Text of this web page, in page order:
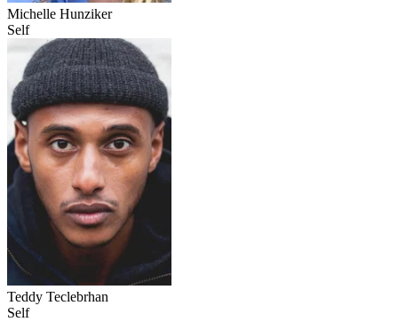
Michelle Hunziker
Self
Teddy Teclebrhan
Self